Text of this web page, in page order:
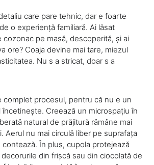
care pare tehnic, dar e foarte
o experiență familiară. Ai lăsat
pe masă, descoperită, și ai
ore? Coaja devine mai tare, miezul
Nu s a stricat, doar s a
complet procesul, pentru că nu e un
încetinește. Creează un microspațiu în
natural de prăjitură rămâne mai
Aerul nu mai circulă liber pe suprafața
În plus, cupola protejează
din frișcă sau din ciocolată de